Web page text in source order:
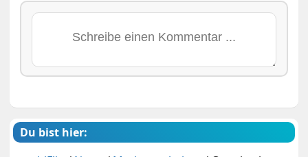
Du bist hier: